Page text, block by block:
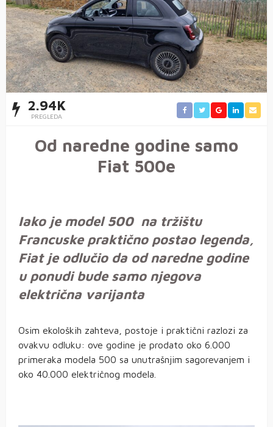
2.94K
PREGLEDA
Od naredne godine samo
Fiat 500e
Iako je model 500 na tržištu
Francuske praktično postao legenda,
Fiat je odlučio da od naredne godine
u ponudi bude samo njegova
električna varijanta
Osim ekoloških zahteva, postoje i praktični razlozi za
ovakvu odluku: ove godine je prodato oko 6.000
primeraka modela 500 sa unutrašnjim sagorevanjem i
oko 40.000 električnog modela.